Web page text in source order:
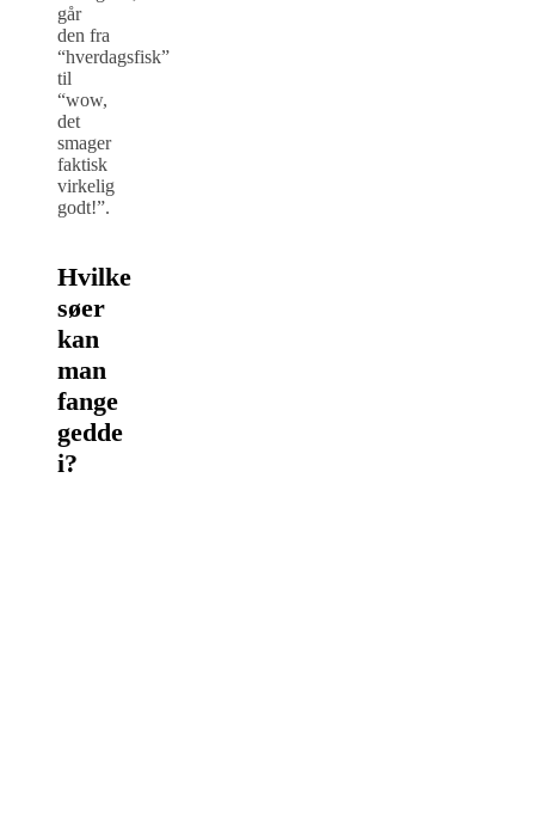
går
den fra
“hverdagsfisk”
til
“wow,
det
smager
faktisk
virkelig
godt!”.
Hvilke
søer
kan
man
fange
gedde
i?